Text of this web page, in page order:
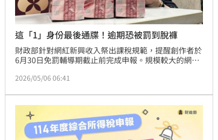
這「1」身份最後通牒！逾期恐被罰到脫褲
財政部針對網紅新興收入祭出課稅規範，提醒創作者於
6月30日免罰輔導期截止前完成申報。規模較大的網紅
規模網紅雖免辦理稅籍，仍需將平台分潤併入綜合所得
事，將依法重罰並補稅。創作者應主動檢視稅務狀況，
切勿心存僥倖，以免面臨嚴厲處罰，確保符合法規並維
護自身權益。
2026/05/06 06:41